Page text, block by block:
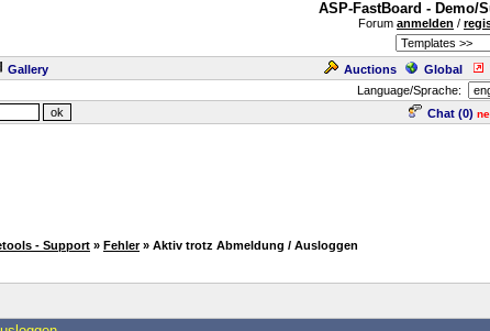
ASP-FastBoard - Demo/
Forum anmelden /
Gallery Auctions Global
Language/Sprache:
Chat (0)
- Support » Fehler » Aktiv trotz Abmeldung / Ausloggen